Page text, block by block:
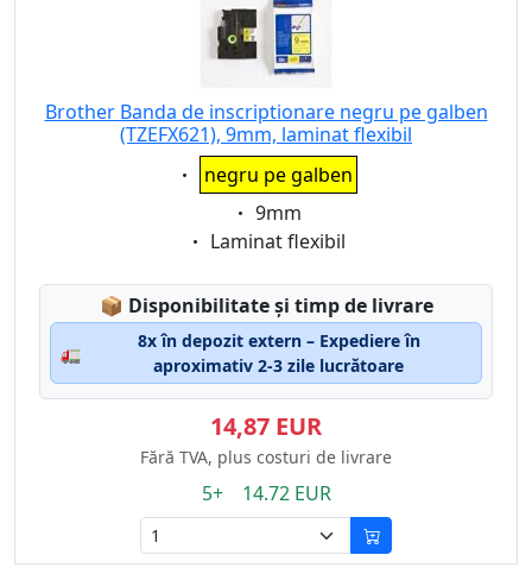
Brother Banda de inscriptionare negru pe galben
(TZEFX621), 9mm, laminat flexibil
Eigenschaft:
negru pe galben
Eigenschaft:
9mm
Eigenschaft:
Laminat flexibil
📦 Lagerstatus:
Disponibilitate și timp de livrare
🚛
8x în depozit extern – Expediere în
aproximativ 2-3 zile lucrătoare
14,87 EUR
Fără TVA, plus costuri de livrare
5+ 14.72 EUR